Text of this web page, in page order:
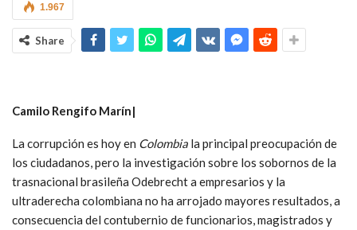
1.967
Share
Camilo Rengifo Marín|
La corrupción es hoy en Colombia la principal preocupación de
los ciudadanos, pero la investigación sobre los sobornos de la
trasnacional brasileña Odebrecht a empresarios y la
ultraderecha colombiana no ha arrojado mayores resultados, a
consecuencia del contubernio de funcionarios, magistrados y